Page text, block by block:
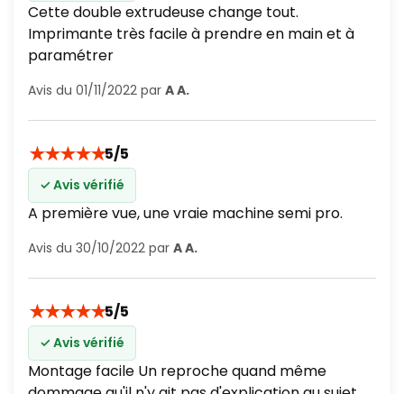
Cette double extrudeuse change tout.
Imprimante très facile à prendre en main et à
paramétrer
Avis du 01/11/2022 par A A.
★★★★★5/5
✓ Avis vérifié
A première vue, une vraie machine semi pro.
Avis du 30/10/2022 par A A.
★★★★★5/5
✓ Avis vérifié
Montage facile Un reproche quand même